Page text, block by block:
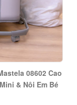
08602 Cao
& Nôi Em Bé